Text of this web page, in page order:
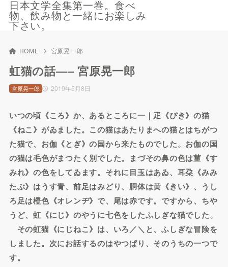
日本文学全集第一巻。食べ
物、飲み物と一緒にお楽しみ
下さい。
HOME 宮原晃一郎
虹猫の話—– 宮原晃一郎
2019年5月8日
宮原晃一郎
いつの頃《ころ》か、あるところに一｜疋《ぴき》の猫
《ねこ》がゐました。この猫はあたりまへの猫とはちがつ
た猫で、お伽《とぎ》の国から来たものでした。お伽の国
の猫は毛色がまつたく別でした。まづその鼻の色は菫《す
みれ》の色をしてゐます。それに目玉はあゐ、耳朶《みみ
たぶ》はうす青、前足はみどり、胴体は黄《きい》、うし
ろ足は橙色《オレンヂ》で、尾は赤です。ですから、ちや
うど、虹《にじ》のやうに七色をしたふしぎな猫でした。
その虹猫《にじねこ》は、いろ／＼と、ふしぎな冒険を
しました。次にお話するのはやつぱり、そのうちの一つで
す。